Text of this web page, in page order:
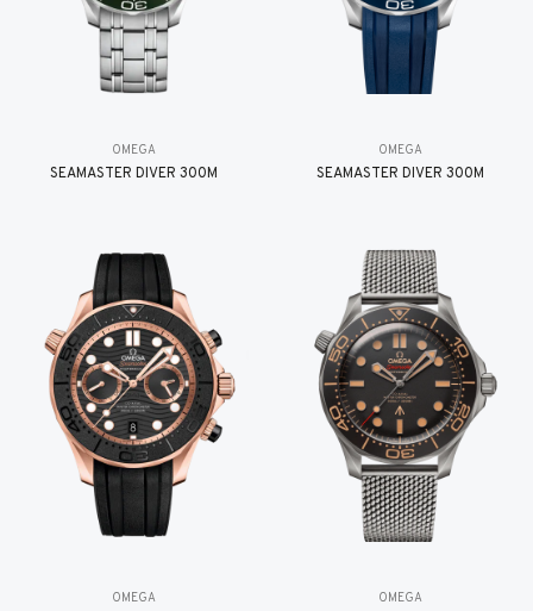
OMEGA
SEAMASTER DIVER 300M
OMEGA
SEAMASTER DIVER 300M
OMEGA OMEGA